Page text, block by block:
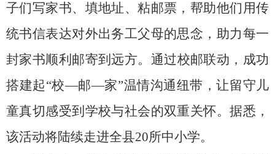
子们写家书、填地址、粘邮票，帮助他们用传
统书信表达对外出务工父母的思念，助力每一
封家书顺利邮寄到远方。 通过校邮联动，成功
搭建起“校—邮—家”温情沟通纽带，让留守儿
童真切感受到学校与社会的双重关怀。据悉，
该活动将陆续走进全县20所中小学。